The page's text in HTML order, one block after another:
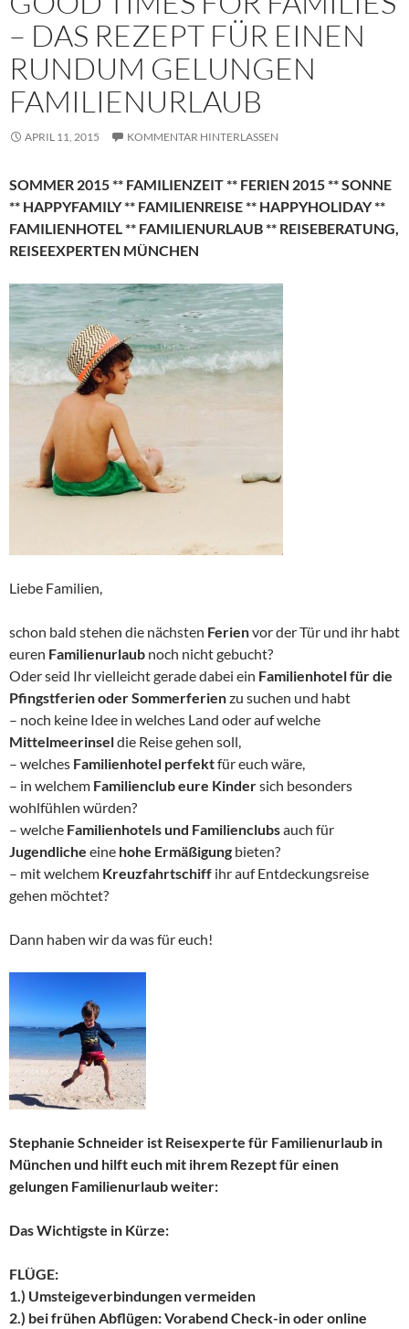
– DAS REZEPT FÜR EINEN
RUNDUM GELUNGEN
FAMILIENURLAUB
APRIL 11, 2015 KOMMENTAR HINTERLASSEN
SOMMER 2015 ** FAMILIENZEIT ** FERIEN 2015 ** SONNE
** HAPPYFAMILY ** FAMILIENREISE ** HAPPYHOLIDAY **
FAMILIENHOTEL ** FAMILIENURLAUB ** REISEBERATUNG,
REISEEXPERTEN MÜNCHEN
Liebe Familien,
schon bald stehen die nächsten Ferienvor der Tür und ihr habt
euren Familienurlaub noch nicht gebucht?
Oder seid Ihr vielleicht gerade dabei ein Familienhotel für die
Pfingstferien oder Sommerferienzu suchen und habt
– noch keine Idee in welches Land oder auf welche
Mittelmeerinseldie Reise gehen soll,
– welches Familienhotel perfektfür euch wäre,
– in welchem Familienclub eure Kindersich besonders
wohlfühlen würden?
– welche Familienhotels und Familienclubsauch für
Jugendliche eine hohe Ermäßigung bieten?
– mit welchem Kreuzfahrtschiff ihr auf Entdeckungsreise
gehen möchtet?
Dann haben wir da was für euch!
Stephanie Schneider ist Reisexperte für Familienurlaub in
München und hilft euch mit ihrem Rezept für einen
gelungen Familienurlaubweiter:
Das Wichtigste in Kürze:
FLÜGE:
1.) Umsteigeverbindungen vermeiden
2.) bei frühen Abflügen: Vorabend Check-in oder online